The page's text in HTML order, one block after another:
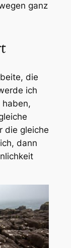
ganz
die
ich
die gleiche
dann